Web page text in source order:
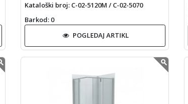
Kataloški broj: C-02-5120M / C-02-5070
Barkod: 0
POGLEDAJ ARTIKL